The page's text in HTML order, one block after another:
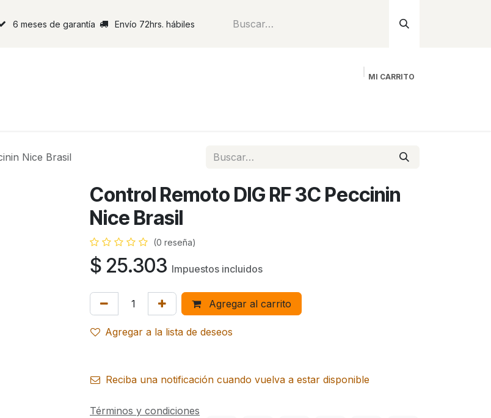
6 meses de garantía Envío 72hrs. hábiles
MI CARRITO
Nice Brasil
Control Remoto DIG RF 3C Peccinin
Nice Brasil
(0 reseña)
$ 25.303 Impuestos incluidos
Agregar al carrito
Agregar a la lista de deseos
Reciba una notificación cuando vuelva a estar disponible
Términos y condiciones